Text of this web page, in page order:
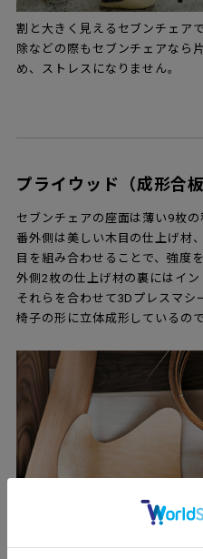
割と大きく見えるセブンチェア
除などの際もセブンチェアなら
め、ストレスになりません。
プライウッド（成形合
セブンチェアの座面は薄い9枚
番外側は美しい木目の仕上げ材
目を組み合わせることで、強度
外側2枚の仕上げ材の裏にはイ
それらを合わせて3Dプレスマシ
椅子の形に立体成形しているので